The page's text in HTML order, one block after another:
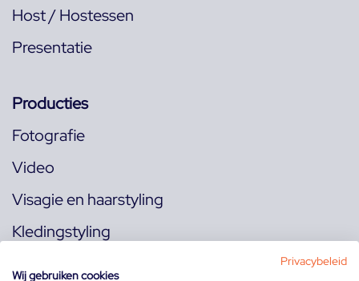
Host / Hostessen
Presentatie
Producties
Fotografie
Video
Visagie en haarstyling
Kledingstyling
Privacybeleid
Wij gebruiken cookies